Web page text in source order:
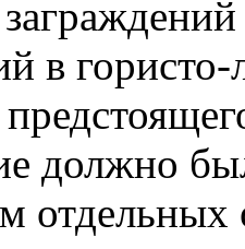
в
должно